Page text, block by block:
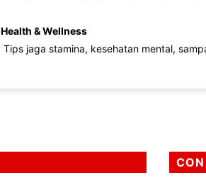
Health & Wellness
Tips jaga stamina, kesehatan mental,